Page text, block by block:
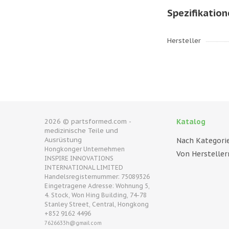
Hersteller
2026 © partsformed.com -
medizinische Teile und
Ausrüstung
Hongkonger Unternehmen
INSPIRE INNOVATIONS
INTERNATIONAL LIMITED
Handelsregisternummer: 75089326
Eingetragene Adresse: Wohnung 5,
4. Stock, Won Hing Building, 74-78
Stanley Street, Central, Hongkong
+852 9162 4496
7626633h@gmail.com
Katalog
Nach
Von